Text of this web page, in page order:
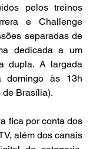
pelos treinos
e Challenge
separadas de
dedicada a um
dupla. A largada
domingo às 13h
de Brasília).
fica por conta dos
além dos canais